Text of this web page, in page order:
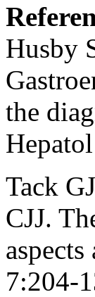
Husby
the
Tack
CJJ.
7:204-